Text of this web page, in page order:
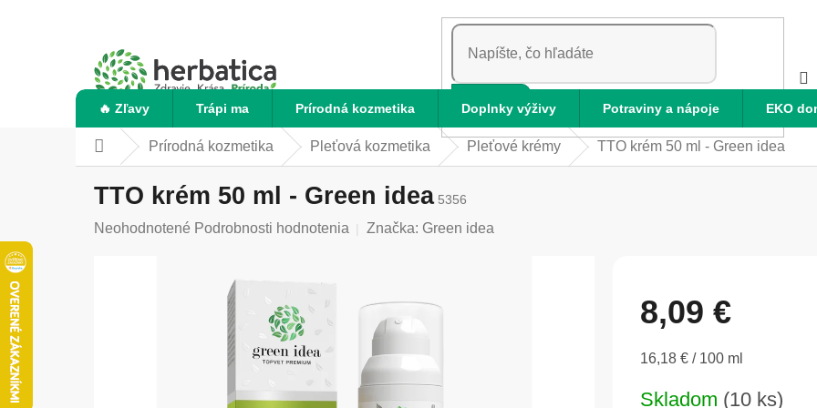
HĽADAŤ
🔥 Zľavy Trápi ma Prírodná kozmetika Doplnky výživy Potraviny a nápoje EKO
DomovPrírodná kozmetika Pleťová kozmetika Pleťové krémy TTO krém 50 ml - Green idea
TTO krém 50 ml - Green idea 5356
Priemerné
Neohodnotené Podrobnosti hodnotenia Značka: Green idea
8,09 €
Jednotková
16,18 € / 100 ml
Skladom (10 ks)